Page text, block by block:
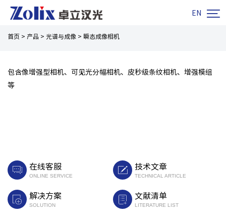
EN 
首页 > 产品 > 光谱与成像 > 瞬态成像相机
包含像增强型相机、可见光分幅相机、皮秒级条纹相机、增强模组
等
在线客服
ONLINE SERVICE
技术文章
TECHNICAL ARTICLE
解决方案
SOLUTION
文献清单
LITERATURE LIST